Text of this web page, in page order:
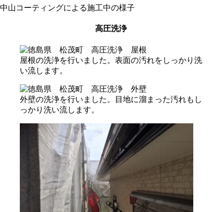
中山コーティングによる施工中の様子
高圧洗浄
屋根の洗浄を行いました。表面の汚れをしっかり洗
い流します。
外壁の洗浄を行いました。目地に溜まった汚れもし
っかり洗い流します。